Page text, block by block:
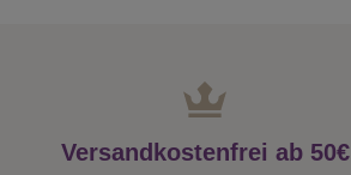
Versandkostenfrei ab 50€